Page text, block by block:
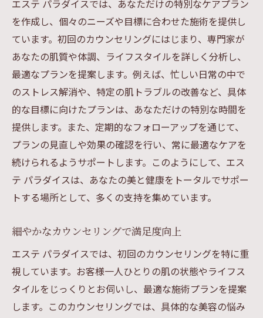
エステ パラダイスでは、あなただけの特別なケアプラン
を作成し、個々のニーズや目標に合わせた施術を提供し
ています。初回のカウンセリングにはじまり、専門家が
あなたの肌質や体調、ライフスタイルを詳しく分析し、
最適なプランを提案します。例えば、忙しい日常の中で
のストレス解消や、特定の肌トラブルの改善など、具体
的な目標に向けたプランは、あなただけの特別な時間を
提供します。また、定期的なフォローアップを通じて、
プランの見直しや効果の確認を行い、常に最適なケアを
続けられるようサポートします。このようにして、エス
テ パラダイスは、あなたの美と健康をトータルでサポー
トする場所として、多くの支持を集めています。
細やかなカウンセリングで満足度向上
エステ パラダイスでは、初回のカウンセリングを特に重
視しています。お客様一人ひとりの肌の状態やライフス
タイルをじっくりとお伺いし、最適な施術プランを提案
します。このカウンセリングでは、具体的な美容の悩み